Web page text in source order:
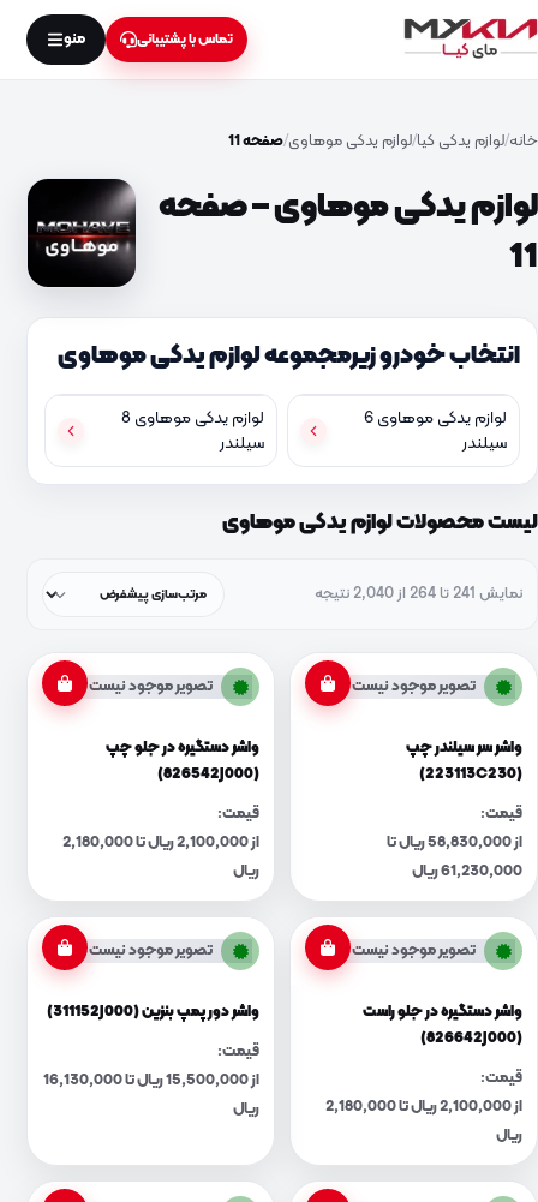
تماس با پشتیبانی منو
خانه لوازم یدکی کیا لوازم یدکی موهاوی صفحه 11
لوازم یدکی موهاوی – صفحه
11
انتخاب خودرو زیرمجموعه لوازم یدکی موهاوی
لوازم یدکی موهاوی 6
سیلندر
لوازم یدکی موهاوی 8
سیلندر
لیست محصولات لوازم یدکی موهاوی
نمایش 241 تا 264 از 2,040 نتیجه
تصویر موجود نیست
واشر سر سیلندر چپ
(223113C230)
قیمت:
از 58,830,000 ریال تا
61,230,000 ریال
تصویر موجود نیست
واشر دستگیره در جلو چپ
(826542J000)
قیمت:
از 2,100,000 ریال تا 2,180,000
ریال
تصویر موجود نیست
واشر دستگیره در جلو راست
(826642J000)
قیمت:
از 2,100,000 ریال تا 2,180,000
ریال
تصویر موجود نیست
واشر دور پمپ بنزین (311152J000)
قیمت:
از 15,500,000 ریال تا 16,130,000
ریال